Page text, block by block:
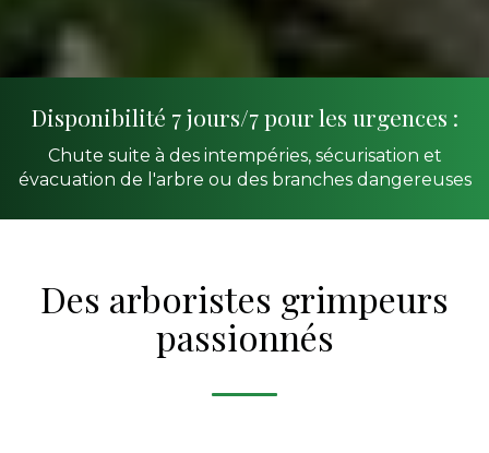
Disponibilité 7 jours/7 pour les urgences :
Chute suite à des intempéries, sécurisation et
évacuation de l'arbre ou des branches dangereuses
Des arboristes grimpeurs
passionnés